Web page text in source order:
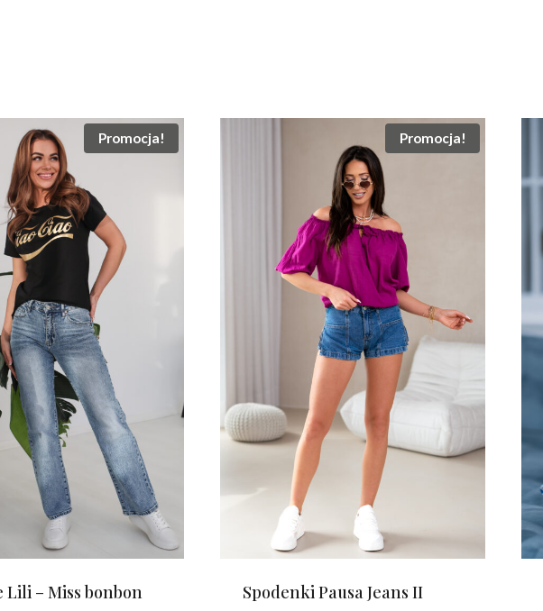
Promocja!
Lili – Miss bonbon
Promocja!
Spodenki Pausa Jeans II